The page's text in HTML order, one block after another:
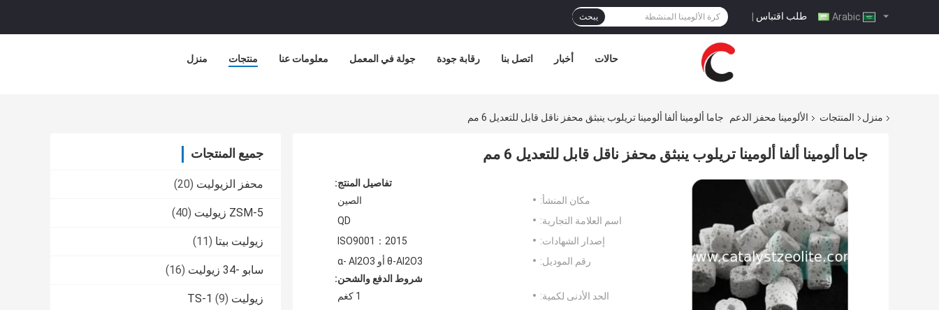
طلب اقتباس | يبحث
منزل منتجات معلومات عنا جولة في المعمل رقابة جودة اتصل بنا أخبار حالات
منزل المنتجات الألومينا محفز الدعم جاما ألومينا ألفا ألومينا تريلوب ينبثق محفز ناقل قابل للتعديل 6 مم
جميع المنتجات
محفز الزيوليت (20)
ZSM-5 زيوليت (40)
زيوليت بيتا (11)
سابو -34 زيوليت (16)
زيوليت TS-1 (9)
جاما ألومينا ألفا ألومينا تريلوب ينبثق محفز ناقل قابل للتعديل 6 مم
تفاصيل المنتج:
مكان المنشأ:
الصين
اسم العلامة التجارية:
QD
إصدار الشهادات:
ISO9001：2015
رقم الموديل:
θ-Al2O3 أو α- Al2O3
شروط الدفع والشحن:
الحد الأدنى لكمية:
1 كغم